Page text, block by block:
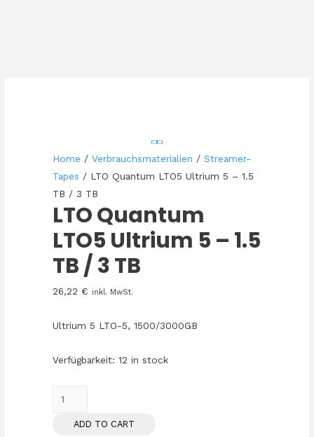
Home /Verbrauchsmaterialien /Streamer-
Tapes / LTO Quantum LTO5 Ultrium 5 – 1.5
TB / 3 TB
LTO Quantum
LTO5 Ultrium 5 – 1.5
TB / 3 TB
26,22€ inkl. MwSt.
Ultrium 5 LTO-5, 1500/3000GB
Verfügbarkeit: 12 in stock
LTO5ADD TO CART